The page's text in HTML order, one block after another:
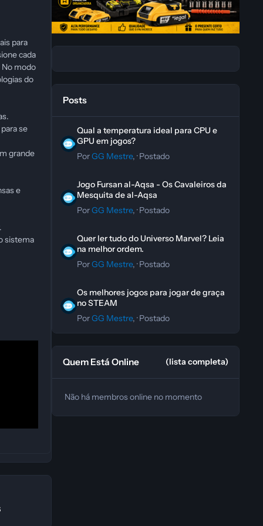
para
cada
No modo
do
se
grande
e
sistema
Posts
Qual a temperatura ideal para CPU e
GPU em jogos?
PorGG Mestre, ·Postado
Jogo Fursan al-Aqsa - Os Cavaleiros da
Mesquita de al-Aqsa
PorGG Mestre, ·Postado
Quer ler tudo do Universo Marvel? Leia
na melhor ordem.
PorGG Mestre, ·Postado
Os melhores jogos para jogar de graça
no STEAM
PorGG Mestre, ·Postado
Quem Está Online (lista completa)
Não há membros online no momento